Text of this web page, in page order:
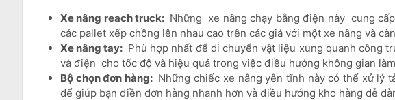
Xe nâng reach truck: Những xe nâng chạy bằng điện này cung
các pallet xếp chồng lên nhau cao trên các giá với một xe nâng và
Xe nâng tay: Phù hợp nhất để di chuyển vật liệu xung quanh công
và điện cho tốc độ và hiệu quả trong việc điều hướng không gian
Bộ chọn đơn hàng: Những chiếc xe nâng yên tĩnh này có thể xử lý
để giúp bạn điền đơn hàng nhanh hơn và điều hướng kho hàng dễ